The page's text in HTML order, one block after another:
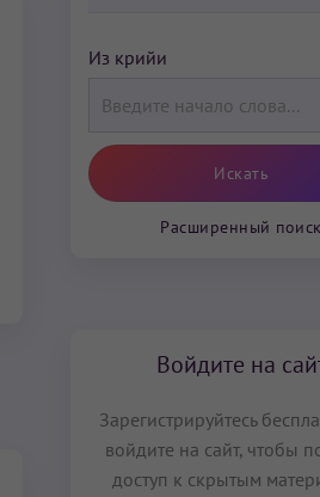
Из крийи
Расширенный поиск
Войдите на
Зарегистрируйтесь
войдите на сайт, чтобы
доступ к скрытым